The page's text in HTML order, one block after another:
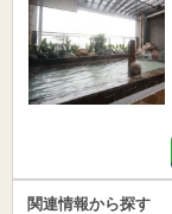
関連情報から探す